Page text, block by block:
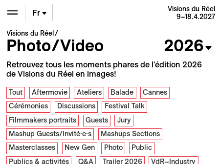
En
De
Fr
Visions du Réel
9–18.4.2027
Visions du Réel
Photo/Video 2026
Retrouvez tous les moments phares de l'édition 2026
de Visions du Réel en images!
Tout Aftermovie Ateliers Balade
Cannes
Cérémonies
Discussions
Festival Talk
Filmmakers portraits
Guests
Jury
Mashup Guests/Invité·e·s
Mashups Sections
Masterclasses
New Gen Photo
Public
Publics & activités
Q&A Trailer 2026
VdR–Industry